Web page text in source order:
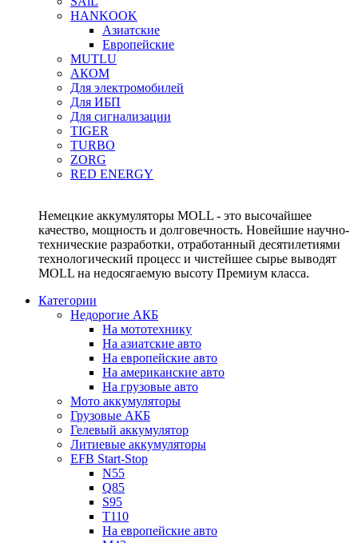
HANKOOK
Азиатские
Европейские
MUTLU
АКОМ
Для электромобилей
Для ИБП
Для сигнализации
TIGER
TURBO
ZORG
RED ENERGY
Немецкие аккумуляторы MOLL - это высочайшее
качество, мощность и долговечность. Новейшие научно-
технические разработки, отработанный десятилетиями
технологический процесс и чистейшее сырье выводят
MOLL на недосягаемую высоту Премиум класса.
Категории
Недорогие АКБ
На мототехнику
На азиатские авто
На европейские авто
На американские авто
На грузовые авто
Мото аккумуляторы
Грузовые АКБ
Гелевый аккумулятор
Литиевые аккумуляторы
EFB Start-Stop
N55
Q85
S95
T110
На европейские авто